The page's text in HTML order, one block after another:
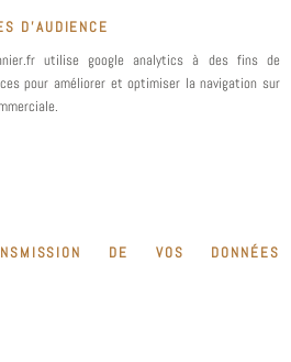
D’AUDIENCE
utilise google analytics à des fins de
pour améliorer et optimiser la navigation sur
DE VOS DONNÉES